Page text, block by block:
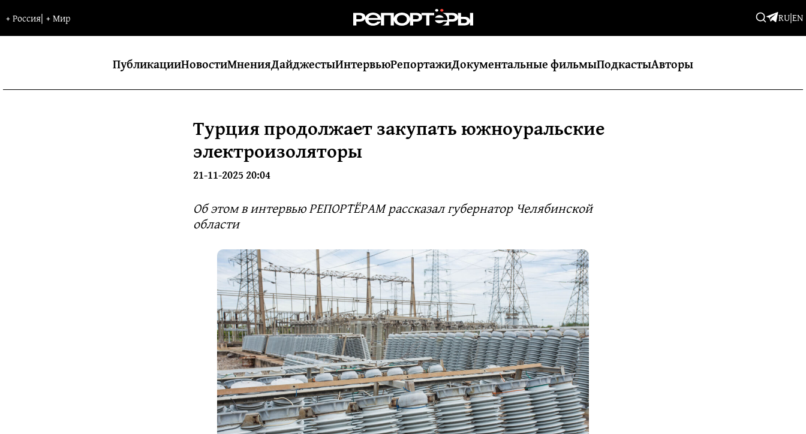
+Россия| +Мир RU|EN
ПубликацииНовостиМненияДайджестыИнтервьюРепортажиДокументальные фильмыПодкастыАвторы
Турция продолжает закупать южноуральские
электроизоляторы
21-11-2025 20:04
Об этом в интервью РЕПОРТЁРАМ рассказал губернатор Челябинской
области